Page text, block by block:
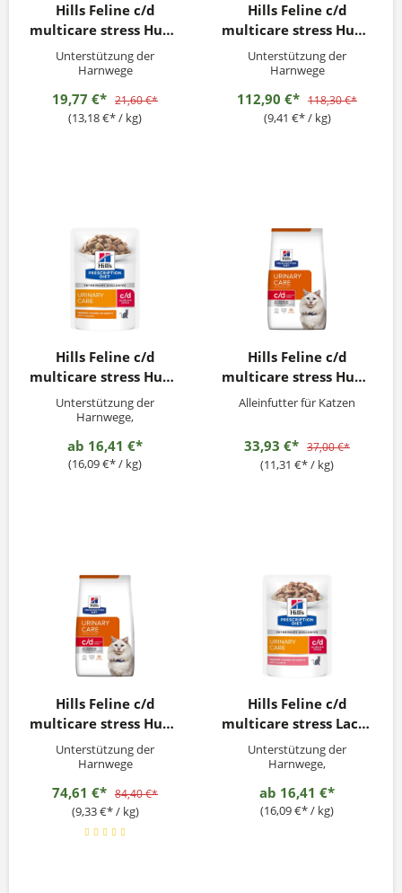
Hills Feline c/d
multicare stress Huhn
1,5kg
Unterstützung der
Harnwege
19,77 €* 21,60 €*
(13,18 €* / kg)
Hills Feline c/d
multicare stress Huhn
12kg
Unterstützung der
Harnwege
112,90 €* 118,30 €*
(9,41 €* / kg)
Hills Feline c/d
multicare stress Huhn
12x85g
Unterstützung der
Harnwege,
ab 16,41 €*
(16,09 €* / kg)
Hills Feline c/d
multicare stress Huhn
3kg
Alleinfutter für Katzen
33,93 €* 37,00 €*
(11,31 €* / kg)
Hills Feline c/d
multicare stress Huhn
8kg
Unterstützung der
Harnwege
74,61 €* 84,40 €*
(9,33 €* / kg)
Hills Feline c/d
multicare stress Lachs
12x85g
Unterstützung der
Harnwege,
ab 16,41 €*
(16,09 €* / kg)